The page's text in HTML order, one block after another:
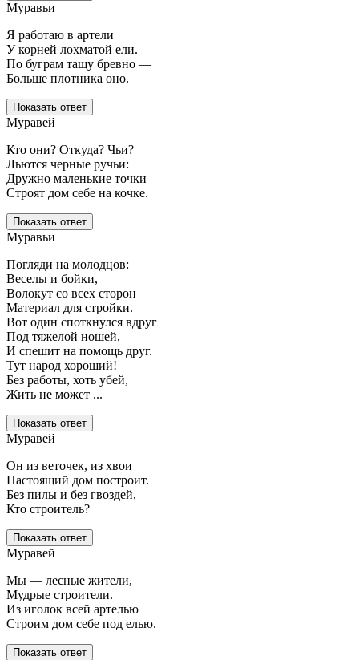
Муравьи
Я работаю в артели
У корней лохматой ели.
По буграм тащу бревно —
Больше плотника оно.
Показать ответ
Муравей
Кто они? Откуда? Чьи?
Льются черные ручьи:
Дружно маленькие точки
Строят дом себе на кочке.
Показать ответ
Муравьи
Погляди на молодцов:
Веселы и бойки,
Волокут со всех сторон
Материал для стройки.
Вот один споткнулся вдруг
Под тяжелой ношей,
И спешит на помощь друг.
Тут народ хороший!
Без работы, хоть убей,
Жить не может ...
Показать ответ
Муравей
Он из веточек, из хвои
Настоящий дом построит.
Без пилы и без гвоздей,
Кто строитель?
Показать ответ
Муравей
Мы — лесные жители,
Мудрые строители.
Из иголок всей артелью
Строим дом себе под елью.
Показать ответ